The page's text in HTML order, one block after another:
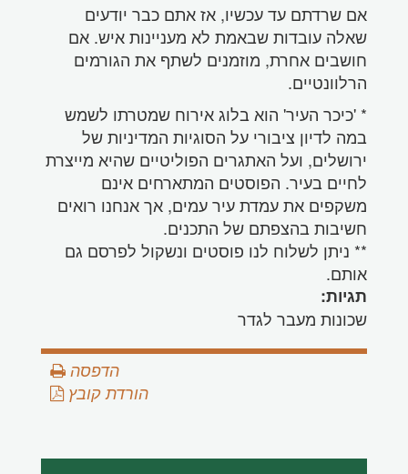
אם שרדתם עד עכשיו, אז אתם כבר יודעים
שאלה עובדות שבאמת לא מעניינות איש. אם
חושבים אחרת, מוזמנים לשתף את הגורמים
הרלוונטיים.
* 'כיכר העיר' הוא בלוג אירוח שמטרתו לשמש
במה לדיון ציבורי על הסוגיות המדיניות של
ירושלים, ועל האתגרים הפוליטיים שהיא מייצרת
לחיים בעיר. הפוסטים המתארחים אינם
משקפים את עמדת עיר עמים, אך אנחנו רואים
חשיבות בהצפתם של התכנים.
** ניתן לשלוח לנו פוסטים ונשקול לפרסם גם
אותם.
תגיות:
שכונות מעבר לגדר
הדפסה
הורדת קובץ